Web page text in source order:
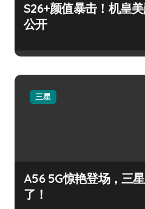
S26+颜值暴击！机皇
公开
三星
A56 5G惊艳登场，三
了！